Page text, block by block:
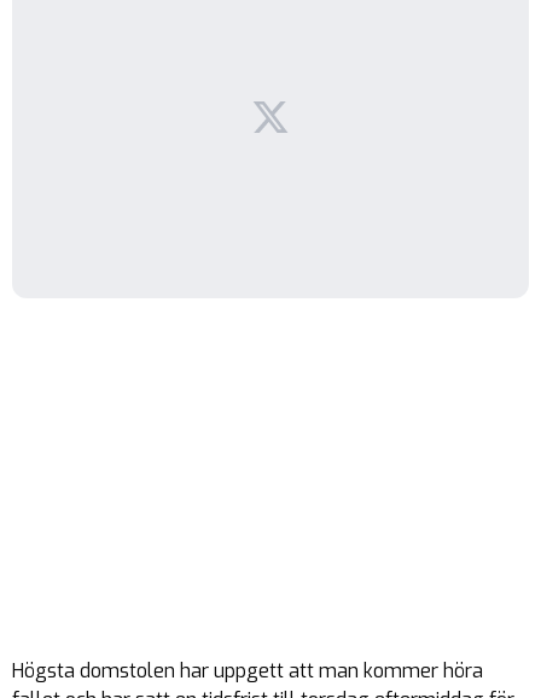
Högsta domstolen har uppgett att man kommer höra